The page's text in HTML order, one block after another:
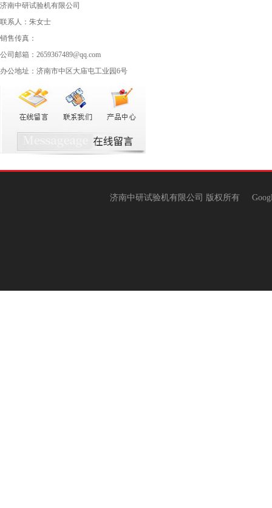
济南中研试验机有限公司
联系人：朱女士
销售传真：
公司邮箱：2659367489@qq.com
办公地址：济南市中区大庙屯工业园6号
济南中研试验机有限公司 版权所有